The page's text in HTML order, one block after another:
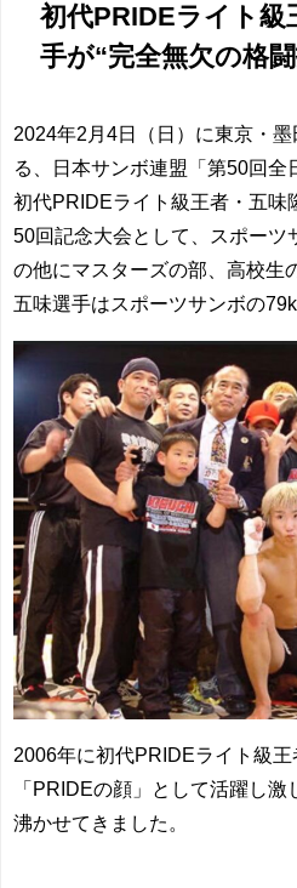
初代PRIDEライト級
手が“完全無欠の格
2024年2月4日（日）に東京・
る、日本サンボ連盟「第50回全
初代PRIDEライト級王者・五味
50回記念大会として、スポーツ
の他にマスターズの部、高校生
五味選手はスポーツサンボの
2006年に初代PRIDEライト級
「PRIDEの顔」として活躍し
沸かせてきました。